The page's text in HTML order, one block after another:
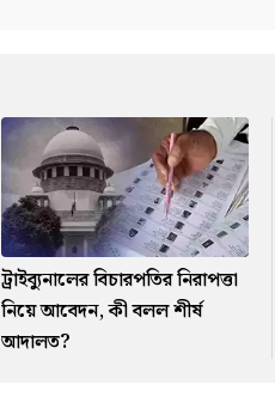
ট্রাইব্যুনালের বিচারপতির নিরাপত্তা
নিয়ে আবেদন, কী বলল শীর্ষ
আদালত?